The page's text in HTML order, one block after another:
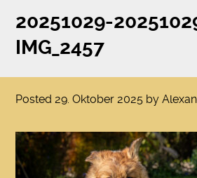
20251029-
IMG_2457
Posted 29. Oktober 2025 by